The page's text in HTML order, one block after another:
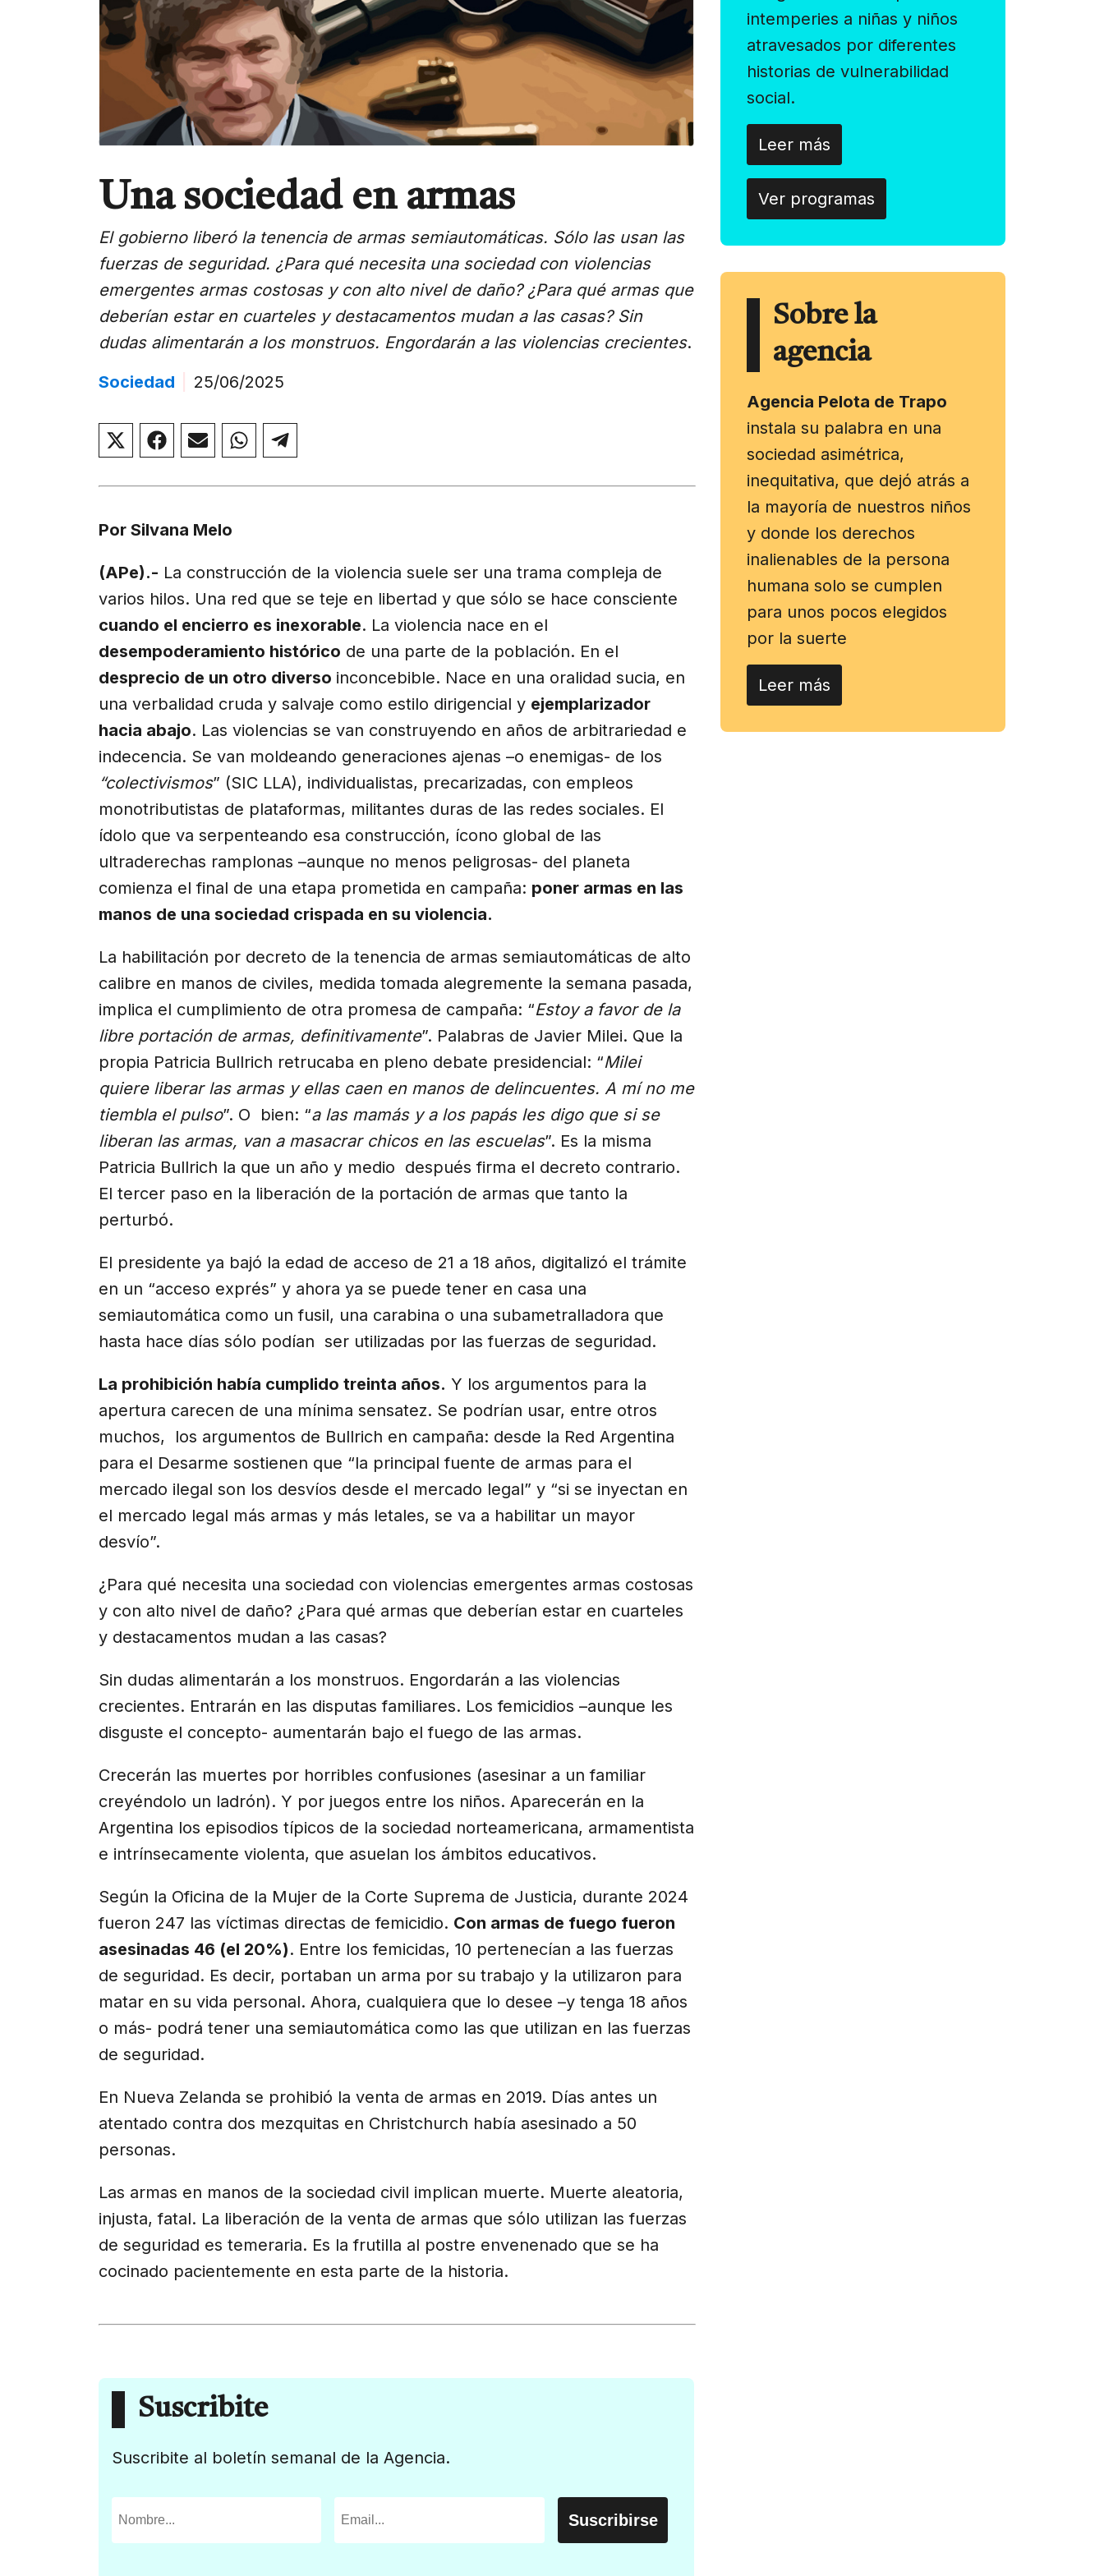
Una sociedad en armas
El gobierno liberó la tenencia de armas semiautomáticas. Sólo las usan las
fuerzas de seguridad. ¿Para qué necesita una sociedad con violencias
emergentes armas costosas y con alto nivel de daño? ¿Para qué armas que
deberían estar en cuarteles y destacamentos mudan a las casas? Sin
dudas alimentarán a los monstruos. Engordarán a las violencias crecientes.
Sociedad
25/06/2025
Compartir
en
(Twitter)
Compartir
en
Compartir
en
Compartir
en
Compartir
en
Por Silvana Melo
(APe).- La construcción de la violencia suele ser una trama compleja de
varios hilos. Una red que se teje en libertad y que sólo se hace consciente
cuando el encierro es inexorable. La violencia nace en el
desempoderamiento histórico de una parte de la población. En el
desprecio de un otro diverso inconcebible. Nace en una oralidad sucia, en
una verbalidad cruda y salvaje como estilo dirigencial y ejemplarizador
hacia abajo. Las violencias se van construyendo en años de arbitrariedad e
indecencia. Se van moldeando generaciones ajenas –o enemigas- de los
“colectivismos” (SIC LLA), individualistas, precarizadas, con empleos
monotributistas de plataformas, militantes duras de las redes sociales. El
ídolo que va serpenteando esa construcción, ícono global de las
ultraderechas ramplonas –aunque no menos peligrosas- del planeta
comienza el final de una etapa prometida en campaña: poner armas en las
manos de una sociedad crispada en su violencia.
La habilitación por decreto de la tenencia de armas semiautomáticas de alto
calibre en manos de civiles, medida tomada alegremente la semana pasada,
implica el cumplimiento de otra promesa de campaña: “Estoy a favor de la
libre portación de armas, definitivamente”. Palabras de Javier Milei. Que la
propia Patricia Bullrich retrucaba en pleno debate presidencial: “Milei
quiere liberar las armas y ellas caen en manos de delincuentes. A mí no me
tiembla el pulso”. O bien: “a las mamás y a los papás les digo que si se
liberan las armas, van a masacrar chicos en las escuelas”. Es la misma
Patricia Bullrich la que un año y medio después firma el decreto contrario.
El tercer paso en la liberación de la portación de armas que tanto la
perturbó.
El presidente ya bajó la edad de acceso de 21 a 18 años, digitalizó el trámite
en un “acceso exprés” y ahora ya se puede tener en casa una
semiautomática como un fusil, una carabina o una subametralladora que
hasta hace días sólo podían ser utilizadas por las fuerzas de seguridad.
La prohibición había cumplido treinta años. Y los argumentos para la
apertura carecen de una mínima sensatez. Se podrían usar, entre otros
muchos, los argumentos de Bullrich en campaña: desde la Red Argentina
para el Desarme sostienen que “la principal fuente de armas para el
mercado ilegal son los desvíos desde el mercado legal” y “si se inyectan en
el mercado legal más armas y más letales, se va a habilitar un mayor
desvío”.
¿Para qué necesita una sociedad con violencias emergentes armas costosas
y con alto nivel de daño? ¿Para qué armas que deberían estar en cuarteles
y destacamentos mudan a las casas?
Sin dudas alimentarán a los monstruos. Engordarán a las violencias
crecientes. Entrarán en las disputas familiares. Los femicidios –aunque les
disguste el concepto- aumentarán bajo el fuego de las armas.
Crecerán las muertes por horribles confusiones (asesinar a un familiar
creyéndolo un ladrón). Y por juegos entre los niños. Aparecerán en la
Argentina los episodios típicos de la sociedad norteamericana, armamentista
e intrínsecamente violenta, que asuelan los ámbitos educativos.
Según la Oficina de la Mujer de la Corte Suprema de Justicia, durante 2024
fueron 247 las víctimas directas de femicidio. Con armas de fuego fueron
asesinadas 46 (el 20%). Entre los femicidas, 10 pertenecían a las fuerzas
de seguridad. Es decir, portaban un arma por su trabajo y la utilizaron para
matar en su vida personal. Ahora, cualquiera que lo desee –y tenga 18 años
o más- podrá tener una semiautomática como las que utilizan en las fuerzas
de seguridad.
En Nueva Zelanda se prohibió la venta de armas en 2019. Días antes un
atentado contra dos mezquitas en Christchurch había asesinado a 50
personas.
Las armas en manos de la sociedad civil implican muerte. Muerte aleatoria,
injusta, fatal. La liberación de la venta de armas que sólo utilizan las fuerzas
de seguridad es temeraria. Es la frutilla al postre envenenado que se ha
cocinado pacientemente en esta parte de la historia.
Suscribite
Suscribite al boletín semanal de la Agencia.
intemperies a niñas y niños
atravesados por diferentes
historias de vulnerabilidad
social.
Leer más
Ver programas
Sobre la
agencia
Agencia Pelota de Trapo
instala su palabra en una
sociedad asimétrica,
inequitativa, que dejó atrás a
la mayoría de nuestros niños
y donde los derechos
inalienables de la persona
humana solo se cumplen
para unos pocos elegidos
por la suerte
Leer más